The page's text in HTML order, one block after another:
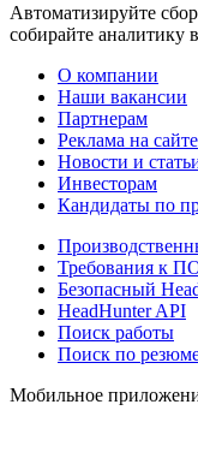
Автоматизируйте
собирайте аналитику
О компании
Наши вакансии
Партнерам
Реклама на сайте
Новости и
Инвесторам
Кандидаты по
Требования к
Безопасный
HeadHunter API
Поиск работы
Поиск по
Мобильное